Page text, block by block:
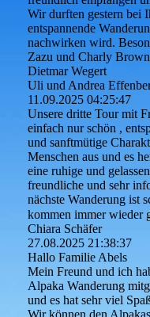
Wir durften gestern bei
entspannende
nachwirken wird.
Zazu und Charly
Dietmar Wegert
Uli und Andrea
11.09.2025 04:25:47
Unsere dritte Tour mit
einfach nur schön ,
und sanftmütige
Menschen aus und es
eine ruhige und
freundliche und sehr
nächste Wanderung ist
kommen immer wieder
Chiara Schäfer
27.08.2025 21:38:37
Hallo Familie Abels
Mein Freund und ich
Alpaka Wanderung
und es hat sehr viel
Wir können den